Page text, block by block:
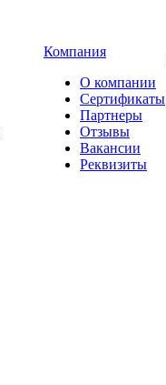
Компания
О компании
Сертификаты
Партнеры
Отзывы
Вакансии
Реквизиты